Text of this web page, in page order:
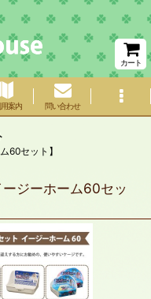
カート
用案内 問い合わせ
60セット】
ジーホーム60セッ